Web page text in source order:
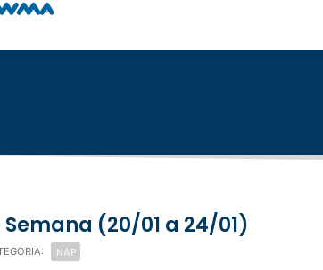
Semana (20/01 a 24/01)
NAP